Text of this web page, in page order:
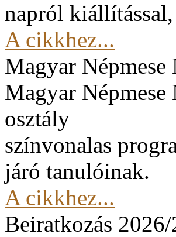
napról
A cikkhez...
Magyar Népmese
Magyar Népmese
osztály
színvonalas
járó tanulóinak.
A cikkhez...
Beiratkozás